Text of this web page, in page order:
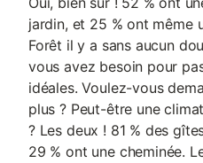
jardin, et 25 % ont même
Forêt il y a sans aucun
vous avez besoin pour
idéales. Voulez-vous
plus ? Peut-être une
? Les deux ! 81 % des
29 % ont une cheminée.